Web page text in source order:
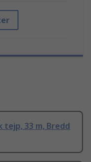
tejp, 33 m, Bredd